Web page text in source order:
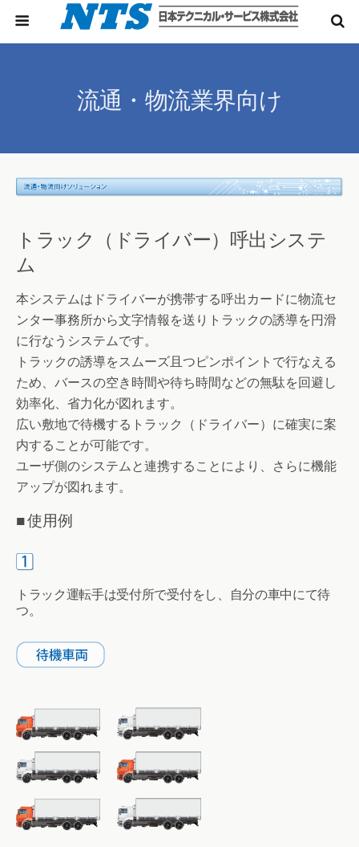
流通・物流業界向け
トラック（ドライバー）呼出システ
ム
本システムはドライバーが携帯する呼出カードに物流セ
ンター事務所から文字情報を送りトラックの誘導を円滑
に行なうシステムです。
トラックの誘導をスムーズ且つピンポイントで行なえる
ため、バースの空き時間や待ち時間などの無駄を回避し
効率化、省力化が図れます。
広い敷地で待機するトラック（ドライバー）に確実に案
内することが可能です。
ユーザ側のシステムと連携することにより、さらに機能
アップが図れます。
■ 使用例
トラック運転手は受付所で受付をし、自分の車中にて待
つ。